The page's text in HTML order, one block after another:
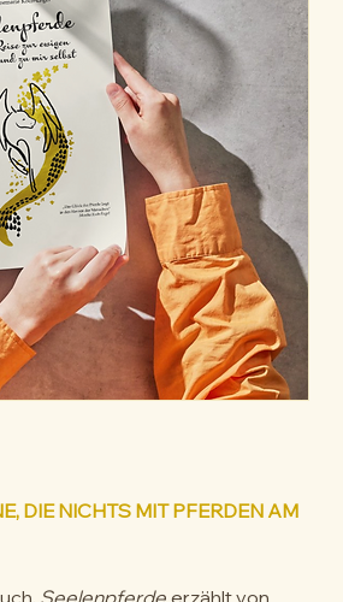
DIE NICHTS MIT PFERDEN AM
Seelenpferde erzählt von